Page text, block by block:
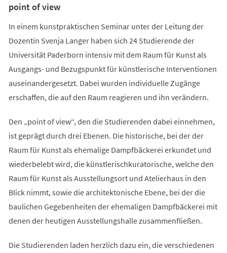
point of view
In einem kunstpraktischen Seminar unter der Leitung der
Dozentin Svenja Langer haben sich 24 Studierende der
Universität Paderborn intensiv mit dem Raum für Kunst als
Ausgangs- und Bezugspunkt für künstlerische Interventionen
auseinandergesetzt. Dabei wurden individuelle Zugänge
erschaffen, die auf den Raum reagieren und ihn verändern.
Den „point of view“, den die Studierenden dabei einnehmen,
ist geprägt durch drei Ebenen. Die historische, bei der der
Raum für Kunst als ehemalige Dampfbäckerei erkundet und
wiederbelebt wird, die künstlerischkuratorische, welche den
Raum für Kunst als Ausstellungsort und Atelierhaus in den
Blick nimmt, sowie die architektonische Ebene, bei der die
baulichen Gegebenheiten der ehemaligen Dampfbäckerei mit
denen der heutigen Ausstellungshalle zusammenfließen.
Die Studierenden laden herzlich dazu ein, die verschiedenen